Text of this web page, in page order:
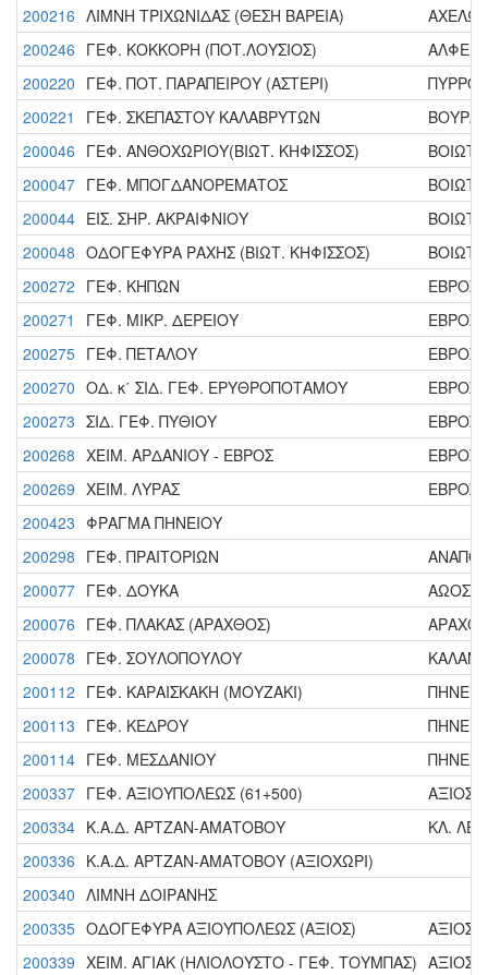
200216 ΛΙΜΝΗ ΤΡΙΧΩΝΙΔΑΣ (ΘΕΣΗ ΒΑΡΕΙΑ)
200246 ΓΕΦ. ΚΟΚΚΟΡΗ (ΠΟΤ.ΛΟΥΣΙΟΣ)
200220 ΓΕΦ. ΠΟΤ. ΠΑΡΑΠΕΙΡΟΥ (ΑΣΤΕΡΙ)
200221
ΓΕΦ. ΣΚΕΠΑΣΤΟΥ ΚΑΛΑΒΡΥΤΩΝ
200046 ΓΕΦ. ΑΝΘΟΧΩΡΙΟΥ(ΒΙΩΤ. ΚΗΦΙΣΣΟΣ)
200047 ΓΕΦ. ΜΠΟΓΔΑΝΟΡΕΜΑΤΟΣ
200044 ΕΙΣ. ΣΗΡ. ΑΚΡΑΙΦΝΙΟΥ
200048 ΟΔΟΓΕΦΥΡΑ ΡΑΧΗΣ (ΒΙΩΤ. ΚΗΦΙΣΣΟΣ)
200272 ΓΕΦ. ΚΗΠΩΝ
ΕΒΡΟΣ
200271
ΓΕΦ. ΜΙΚΡ. ΔΕΡΕΙΟΥ
ΕΒΡΟΣ
200275 ΓΕΦ. ΠΕΤΑΛΟΥ
ΕΒΡΟΣ
200270 ΟΔ. κ΄ ΣΙΔ. ΓΕΦ. ΕΡΥΘΡΟΠΟΤΑΜΟΥ
ΕΒΡΟΣ
200273 ΣΙΔ. ΓΕΦ. ΠΥΘΙΟΥ
ΕΒΡΟΣ
200268 ΧΕΙΜ. ΑΡΔΑΝΙΟΥ - ΕΒΡΟΣ
ΕΒΡΟΣ
200269 ΧΕΙΜ. ΛΥΡΑΣ
ΕΒΡΟΣ
200423 ΦΡΑΓΜΑ ΠΗΝΕΙΟΥ
200298 ΓΕΦ. ΠΡΑΙΤΟΡΙΩΝ
200077 ΓΕΦ. ΔΟΥΚΑ
ΑΩΟΣ
200076 ΓΕΦ. ΠΛΑΚΑΣ (ΑΡΑΧΘΟΣ)
200078 ΓΕΦ. ΣΟΥΛΟΠΟΥΛΟΥ
200112 ΓΕΦ. ΚΑΡΑΙΣΚΑΚΗ (ΜΟΥΖΑΚΙ)
200113 ΓΕΦ. ΚΕΔΡΟΥ
200114 ΓΕΦ. ΜΕΣΔΑΝΙΟΥ
200337 ΓΕΦ. ΑΞΙΟΥΠΟΛΕΩΣ (61+500)
ΑΞΙΟΣ
200334 Κ.Α.Δ. ΑΡΤΖΑΝ-ΑΜΑΤΟΒΟΥ
ΚΛ.
200336 Κ.Α.Δ. ΑΡΤΖΑΝ-ΑΜΑΤΟΒΟΥ (ΑΞΙΟΧΩΡΙ)
200340 ΛΙΜΝΗ ΔΟΙΡΑΝΗΣ
200335 ΟΔΟΓΕΦΥΡΑ ΑΞΙΟΥΠΟΛΕΩΣ (ΑΞΙΟΣ)
ΑΞΙΟΣ
200339 ΧΕΙΜ. ΑΓΙΑΚ (ΗΛΙΟΛΟΥΣΤΟ - ΓΕΦ. ΤΟΥΜΠΑΣ) ΑΞΙΟΣ